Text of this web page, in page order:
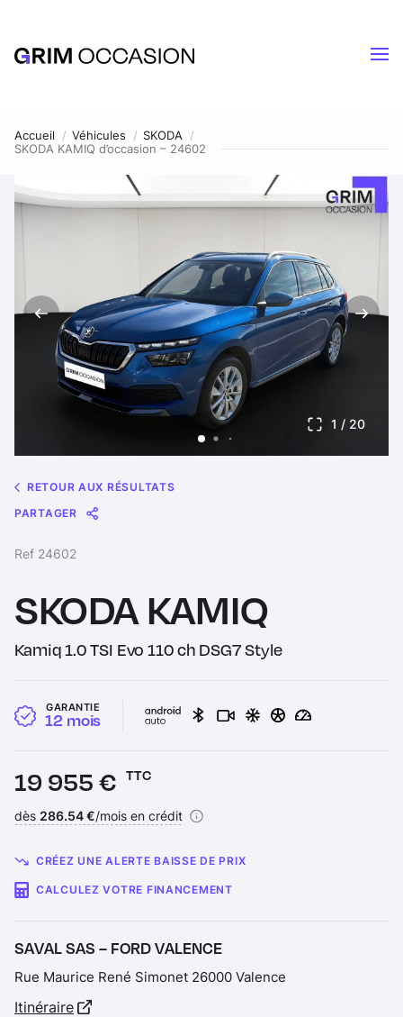
Accueil Véhicules
SKODA
SKODA KAMIQ d’occasion – 24602
1 / 20
RETOUR AUX RÉSULTATS
PARTAGER
Message
Link
Ref 24602
SKODA KAMIQ
Kamiq 1.0 TSI Evo 110 ch DSG7 Style
GARANTIE
12 mois
Prix :
19 955 € TTC
Financement :
dès 286.54 €/mois en crédit
CRÉEZ UNE ALERTE BAISSE DE PRIX
CALCULEZ VOTRE FINANCEMENT
SAVAL SAS – FORD VALENCE
Rue Maurice René Simonet 26000 Valence
Itinéraire